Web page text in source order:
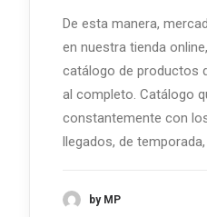
De esta manera,
en nuestra tienda
catálogo de productos
al completo. Catálogo
constantemente con
llegados, de
by MP